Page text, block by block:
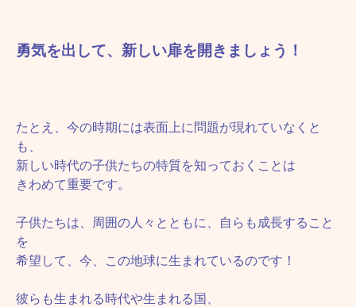
勇気を出して、新しい扉を開きましょう！
たとえ、今の時期には表面上に問題が現れていなくと
も、
新しい時代の子供たちの特質を知っておくことは
きわめて重要です。
子供たちは、周囲の人々とともに、自らも成長すること
を
希望して、今、この地球に生まれているのです！
彼らも生まれる時代や生まれる国、